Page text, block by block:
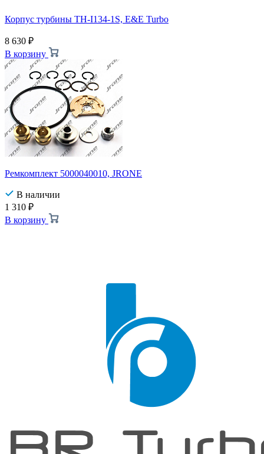
Корпус турбины TH-I134-1S, E&E Turbo
8 630 ₽
В корзину
Ремкомплект 5000040010, JRONE
В наличии
1 310 ₽
В корзину